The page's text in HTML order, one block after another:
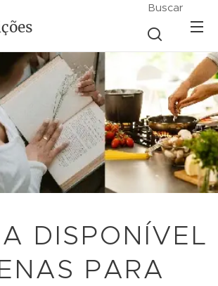
Buscar
DISPONÍVEL
PARA